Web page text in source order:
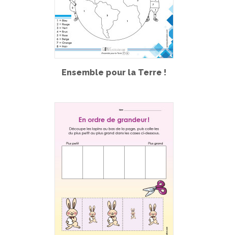
Ensemble pour la Terre !